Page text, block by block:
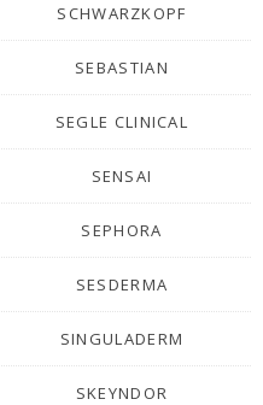
SCHWARZKOPF
SEBASTIAN
SEGLE CLINICAL
SENSAI
SEPHORA
SESDERMA
SINGULADERM
SKEYNDOR